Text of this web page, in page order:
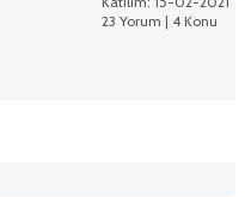
23 Yorum | 4 Konu